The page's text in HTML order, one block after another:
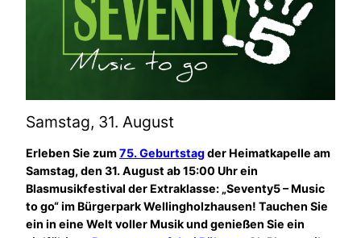
Samstag, 31. August
Erleben Sie zum75. Geburtstagder Heimatkapelle am
Samstag, den 31. August ab 15:00 Uhr ein
Blasmusikfestival der Extraklasse: „Seventy5 – Music
to go“ im Bürgerpark Wellingholzhausen! Tauchen Sie
ein in eine Welt voller Musik und genießen Sie ein